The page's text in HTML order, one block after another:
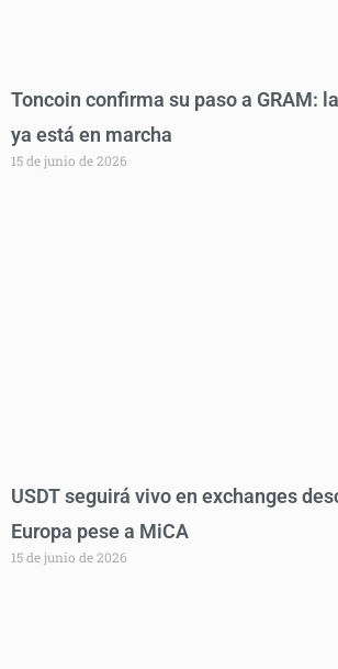
Toncoin confirma su paso a GRAM:
ya está en marcha
15 de junio de 2026
USDT seguirá vivo en exchanges
Europa pese a MiCA
15 de junio de 2026